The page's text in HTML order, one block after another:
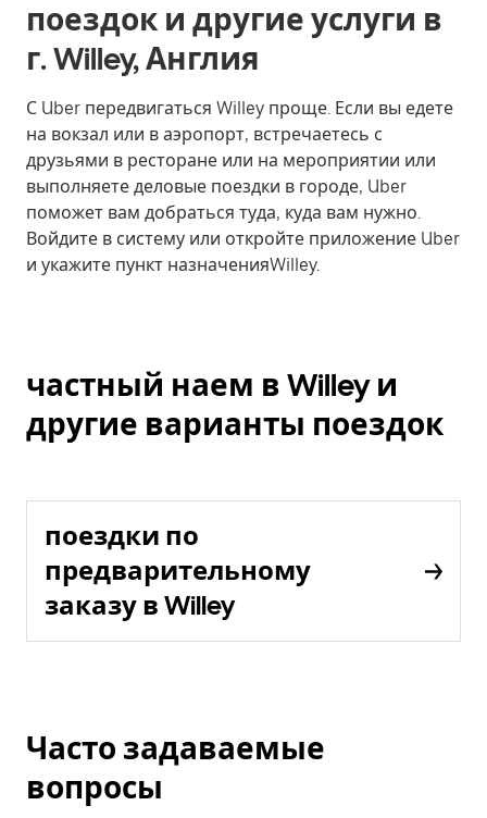
поездок и другие услуги в
г. Willey, Англия
С Uber передвигаться Willey проще. Если вы едете
на вокзал или в аэропорт, встречаетесь с
друзьями в ресторане или на мероприятии или
выполняете деловые поездки в городе, Uber
поможет вам добраться туда, куда вам нужно.
Войдите в систему или откройте приложение Uber
и укажите пункт назначенияWilley.
частный наем в Willey и
другие варианты поездок
поездки по
предварительному
заказу в Willey
Часто задаваемые
вопросы